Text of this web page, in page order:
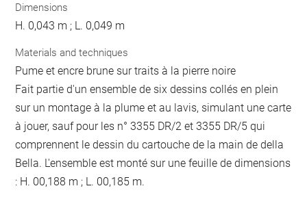
Dimensions
H. 0,043 m ; L. 0,049 m
Materials and techniques
Pume et encre brune sur traits à la pierre noire
Fait partie d'un ensemble de six dessins collés en plein
sur un montage à la plume et au lavis, simulant une carte
à jouer, sauf pour les n° 3355 DR/2 et 3355 DR/5 qui
comprennent le dessin du cartouche de la main de della
Bella. L'ensemble est monté sur une feuille de dimensions
: H. 00,188 m ; L. 00,185 m.